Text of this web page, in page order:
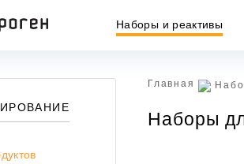
Наборы и реактивы
Главная
Наборы
представленная на сайте, носит